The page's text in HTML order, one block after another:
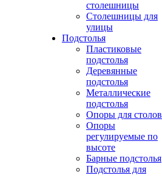
столешницы
Столешницы для
улицы
Подстолья
Пластиковые
подстолья
Деревянные
подстолья
Металлические
подстолья
Опоры для столов
Опоры
регулируемые по
высоте
Барные подстолья
Подстолья для